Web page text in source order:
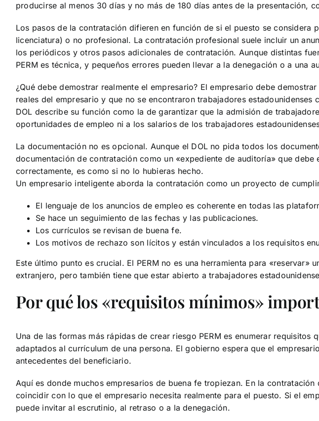
producirse al menos 30 días y no más de 180 días antes de la presentación,
Los pasos de la contratación difieren en función de si el puesto se
licenciatura) o no profesional. La contratación profesional suele incluir un
los periódicos y otros pasos adicionales de contratación. Aunque distintas
PERM es técnica, y pequeños errores pueden llevar a la denegación o a una
¿Qué debe demostrar realmente el empresario? El empresario debe
reales del empresario y que no se encontraron trabajadores
DOL describe su función como la de garantizar que la admisión de
oportunidades de empleo ni a los salarios de los trabajadores
La documentación no es opcional. Aunque el DOL no pida todos los
documentación de contratación como un «expediente de auditoría» que
correctamente, es como si no lo hubieras hecho.
Un empresario inteligente aborda la contratación como un proyecto de
El lenguaje de los anuncios de empleo es coherente en todas las
Se hace un seguimiento de las fechas y las publicaciones.
Los currículos se revisan de buena fe.
Los motivos de rechazo son lícitos y están vinculados a los requisitos
Este último punto es crucial. El PERM no es una herramienta para
extranjero, pero también tiene que estar abierto a trabajadores
Por qué los «requisitos mínimos»
Una de las formas más rápidas de crear riesgo PERM es enumerar
adaptados al currículum de una persona. El gobierno espera que el
antecedentes del beneficiario.
Aquí es donde muchos empresarios de buena fe tropiezan. En la
coincidir con lo que el empresario necesita realmente para el puesto. Si el
puede invitar al escrutinio, al retraso o a la denegación.